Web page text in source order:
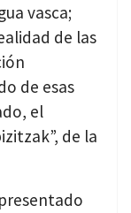
vasca;
de las
de esas
el
de la